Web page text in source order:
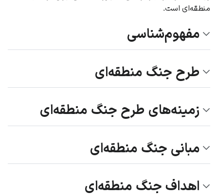
منطقه‌ای است.
مفهوم‌شناسی
طرح جنگ منطقه‌ای
زمینه‌های طرح جنگ منطقه‌ای
مبانی جنگ منطقه‌ای
اهداف جنگ منطقه‌ای